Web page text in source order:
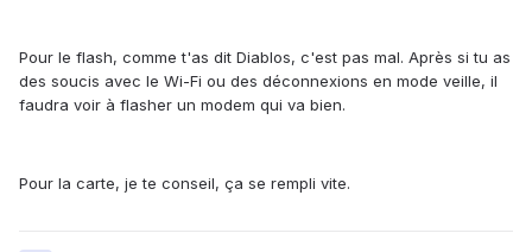
Pour le flash, comme t'as dit Diablos, c'est pas mal. Après si tu as
des soucis avec le Wi-Fi ou des déconnexions en mode veille, il
faudra voir à flasher un modem qui va bien.
Pour la carte, je te conseil, ça se rempli vite.